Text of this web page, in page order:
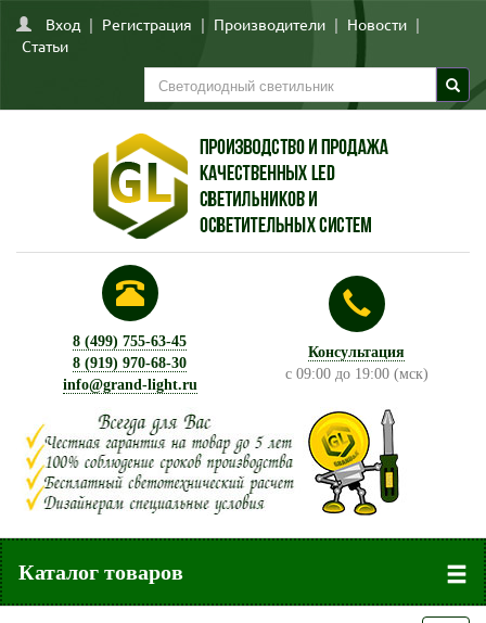
Вход | Регистрация | Производители | Новости |
Статьи
8 (499) 755-63-45
8 (919) 970-68-30
info@grand-light.ru
Консультация
с 09:00 до 19:00 (мск)
Каталог товаров